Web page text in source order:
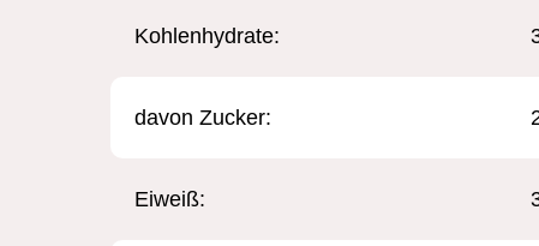
Kohlenhydrate:
davon Zucker:
Eiweiß: